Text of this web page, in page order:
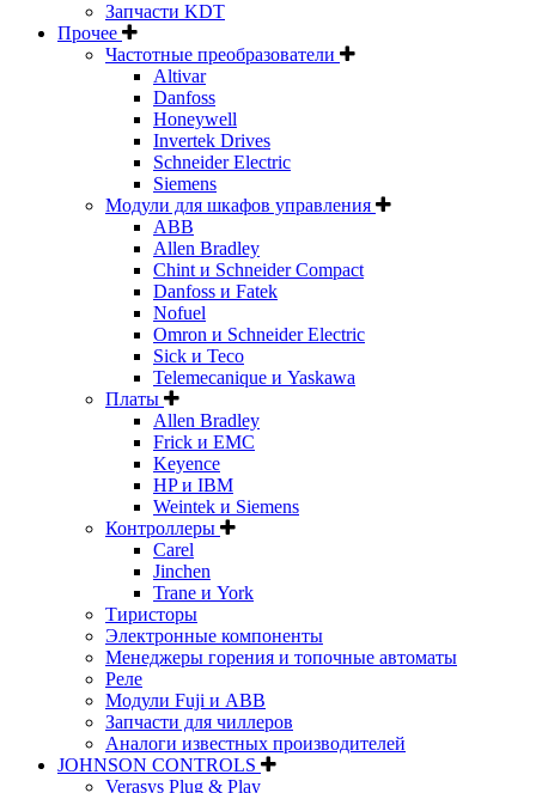
Запчасти KDT
Прочее
Частотные преобразователи
Altivar
Danfoss
Honeywell
Invertek Drives
Schneider Electric
Siemens
Модули для шкафов управления
ABB
Allen Bradley
Chint и Schneider Compact
Danfoss и Fatek
Nofuel
Omron и Schneider Electric
Sick и Teco
Telemecanique и Yaskawa
Платы
Allen Bradley
Frick и EMC
Keyence
HP и IBM
Weintek и Siemens
Контроллеры
Carel
Jinchen
Trane и York
Тиристоры
Электронные компоненты
Менеджеры горения и топочные автоматы
Реле
Модули Fuji и ABB
Запчасти для чиллеров
Аналоги известных производителей
JOHNSON CONTROLS
Verasys Plug & Play